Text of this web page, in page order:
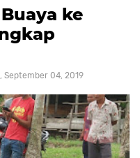
ke
September 04, 2019